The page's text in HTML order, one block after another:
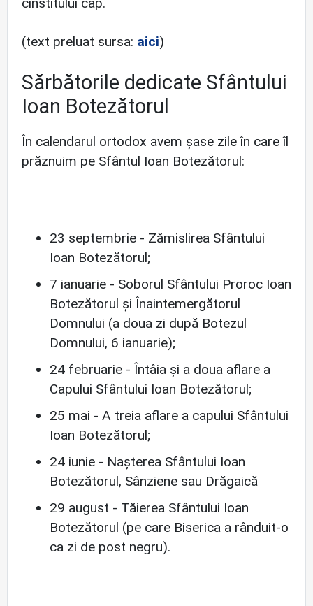
(text preluat sursa: aici)
Sărbătorile dedicate Sfântului
Ioan Botezătorul
În calendarul ortodox avem șase zile în care îl
prăznuim pe Sfântul Ioan Botezătorul:
23 septembrie - Zămislirea Sfântului
Ioan Botezătorul;
7 ianuarie - Soborul Sfântului Proroc Ioan
Botezătorul și Înaintemergătorul
Domnului (a doua zi după Botezul
Domnului, 6 ianuarie);
24 februarie - Întâia și a doua aflare a
Capului Sfântului Ioan Botezătorul;
25 mai - A treia aflare a capului Sfântului
Ioan Botezătorul;
24 iunie - Nașterea Sfântului Ioan
Botezătorul, Sânziene sau Drăgaică
29 august - Tăierea Sfântului Ioan
Botezătorul (pe care Biserica a rânduit-o
ca zi de post negru).